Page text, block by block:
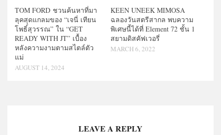
TOM FORD ชวนค้นหาที่มา
ลุคสุดแกลมของ “เจนี่ เทียน
โพธิ์สุวรรณ” ใน “GET
READY WITH JT” เบื้อง
หลังความงามตามสไตล์ตัว
แม่
AUGUST 14, 2024
KEEN UNEEK MIMOSA
ฉลองวันสตรีสากล พบความ
พิเศษนี้ได้ที่ Element 72 ชั้น 1
สยามดิสคัฟเวอรี่
MARCH 6, 2022
LEAVE A REPLY